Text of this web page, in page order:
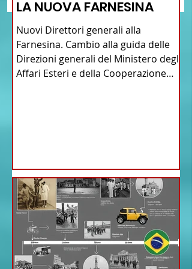
LA NUOVA FARNESINA
Nuovi Direttori generali alla
Farnesina. Cambio alla guida delle
Direzioni generali del Ministero degli
Affari Esteri e della Cooperazione